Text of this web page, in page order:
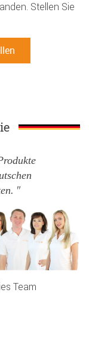
Stellen Sie
Team